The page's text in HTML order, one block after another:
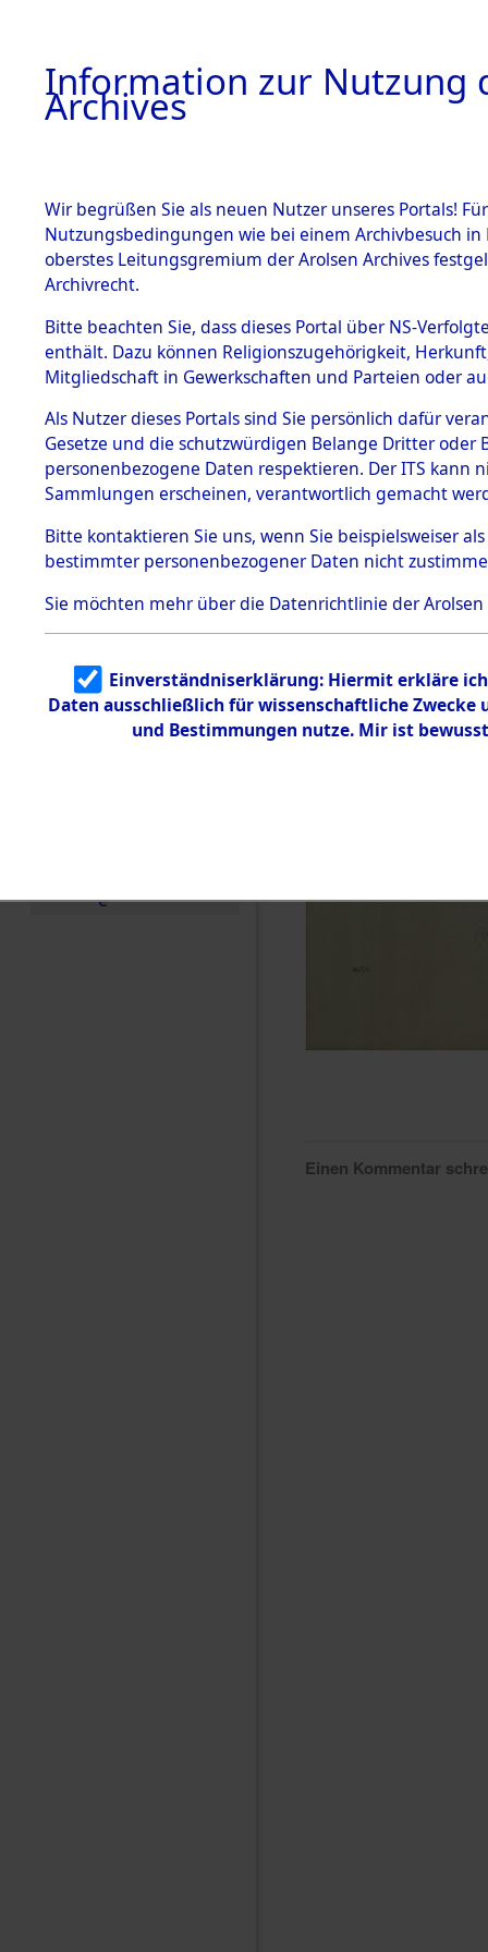
BESTÄNDE
1.
mente
5. Verschiedenes
5.3
Todesmärsche
5.3.1 Alliierte
Erhebungen
zu
Todesmärsch
en
5.3.2
Identifizierun
g
5.3.3
Todesmärsch
e
über
US-
Einen Kommentar
Information zur Nutzung
Archives
Wir begrüßen Sie als neuen Nutzer unseres Portals!
Nutzungsbedingungen wie bei einem Archivbesuch
oberstes Leitungsgremium der Arolsen Archives
Archivrecht.
Bitte beachten Sie, dass dieses Portal über NS-
enthält. Dazu können Religionszugehörigkeit,
Mitgliedschaft in Gewerkschaften und Parteien oder
Als Nutzer dieses Portals sind Sie persönlich dafür
Gesetze und die schutzwürdigen Belange Dritter
personenbezogene Daten respektieren. Der ITS
Sammlungen erscheinen, verantwortlich gemacht
Bitte kontaktieren Sie uns, wenn Sie beispielsweiser
bestimmter personenbezogener Daten nicht
Sie möchten mehr über die Datenrichtlinie der Arolsen
Einverständniserklärung: Hiermit erkläre
Daten ausschließlich für wissenschaftliche
und Bestimmungen nutze. Mir ist